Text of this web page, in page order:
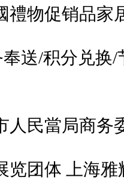
禮物促销品
送/积分兑换
人民當局商务
览团体 上海